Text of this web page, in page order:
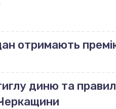
отримають
диню та